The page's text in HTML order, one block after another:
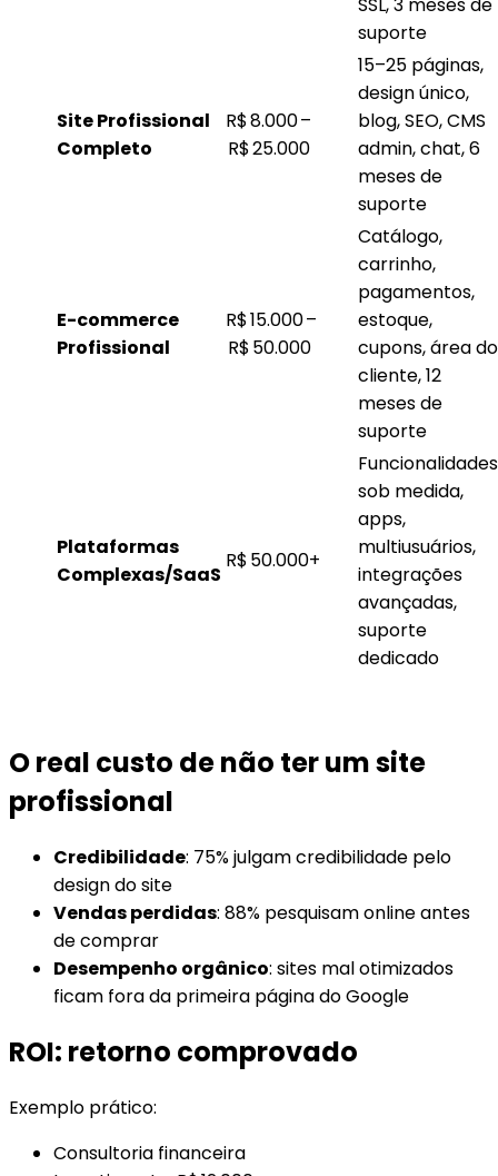
SSL, 3 meses de
suporte
Site Profissional
Completo
R$ 8.000 –
R$ 25.000
15–25 páginas,
design único,
blog, SEO, CMS
admin, chat, 6
meses de
suporte
E-commerce
Profissional
R$ 15.000 –
R$ 50.000
Catálogo,
carrinho,
pagamentos,
estoque,
cupons, área do
cliente, 12
meses de
suporte
Plataformas
Complexas/SaaS
R$ 50.000+
Funcionalidades
sob medida,
apps,
multiusuários,
integrações
avançadas,
suporte
dedicado
O real custo de não ter um site
profissional
Credibilidade: 75% julgam credibilidade pelo
design do site
Vendas perdidas: 88% pesquisam online antes
de comprar
Desempenho orgânico: sites mal otimizados
ficam fora da primeira página do Google
ROI: retorno comprovado
Exemplo prático:
Consultoria financeira